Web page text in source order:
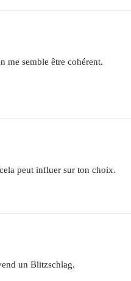
me semble être cohérent.
peut influer sur ton choix.
un Blitzschlag.